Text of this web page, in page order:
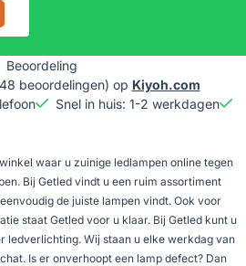
Beoordeling
beoordelingen) op Kiyoh.com
Snel in huis: 1-2 werkdagen
waar u zuinige ledlampen online tegen
Bij Getled vindt u een ruim assortiment
de juiste lampen vindt. Ook voor
staat Getled voor u klaar. Bij Getled kunt u
ledverlichting. Wij staan u elke werkdag van
Is er onverhoopt een lamp defect? Dan